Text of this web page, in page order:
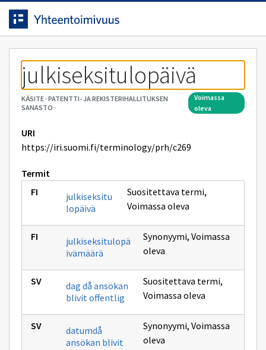
Siirrytty
sivulle
Siirry suoraan sisältöön.
julkiseksitulopäivä
KÄSITE· PATENTTI- JA REKISTERIHALLITUKSEN
SANASTO ·
voimassa
oleva
URI
https://iri.suomi.fi/terminology/prh/c269
Termit
julkiseksitu
lopäivä
Suositettava termi,
Voimassa oleva
julkiseksitulopä
ivämäärä
Synonyymi, Voimassa
oleva
dag då ansökan
blivit offentlig
Suositettava termi,
Voimassa oleva
datumdå
ansökan blivit
Synonyymi, Voimassa
oleva